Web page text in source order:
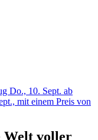
Do., 10. Sept. ab
mit einem Preis von
Welt voller